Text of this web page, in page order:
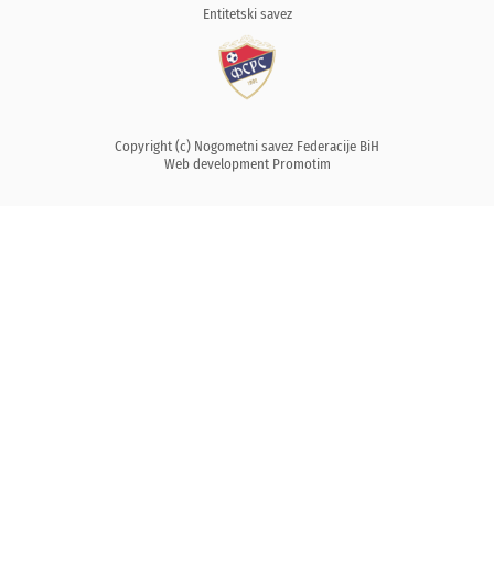
Entitetski savez
Copyright (c) Nogometni savez Federacije BiH
Web development Promotim